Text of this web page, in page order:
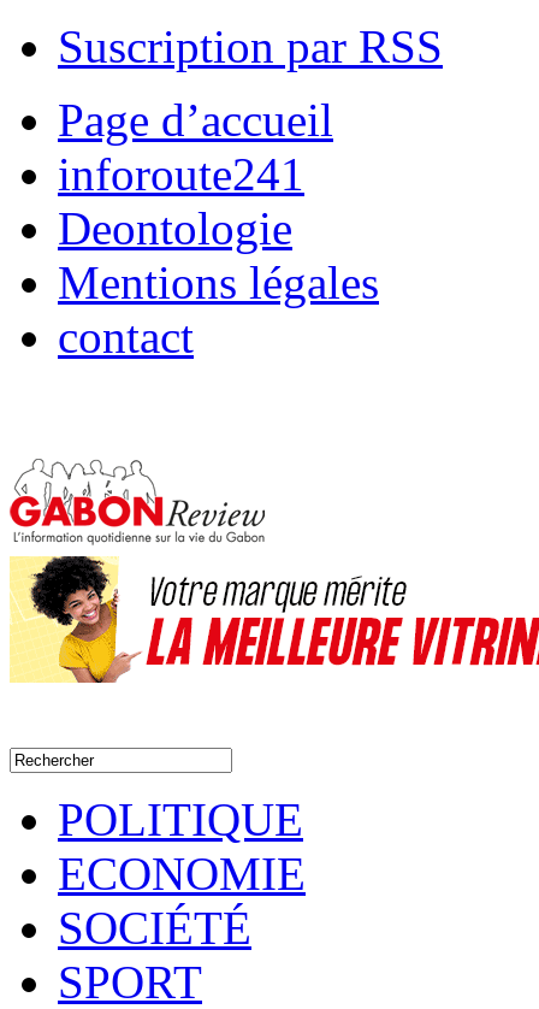
Suscription par RSS
Page d’accueil
inforoute241
Deontologie
Mentions légales
contact
POLITIQUE
ECONOMIE
SOCIÉTÉ
SPORT